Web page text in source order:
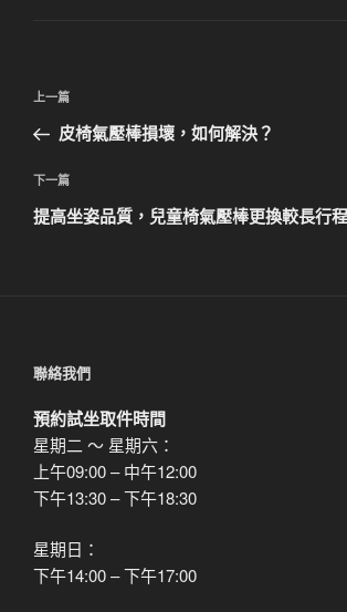
文
導
覽
上
一
文
章
上一篇
皮椅氣壓棒損壞，如何解決？
下
一
下一篇
提高坐姿品質，兒童椅氣壓棒更換較長行程
聯絡我們
預約試坐取件時間
星期二 ～ 星期六：
上午09:00 – 中午12:00
下午13:30 – 下午18:30
星期日：
下午14:00 – 下午17:00